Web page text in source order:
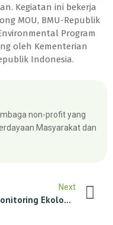
Kegiatan ini bekerja
MOU, BMU-Republik
Program
oleh Kementerian
Indonesia.
non-profit yang
Masyarakat dan
Next
Monitoring Ekologi Terumbu Karang Di Desa Bulutui Dan Gangga Satu, Minahasa Utara